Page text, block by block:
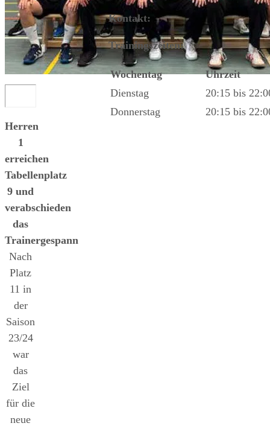
Herren
1
erreichen
Tabellenplatz
9 und
verabschieden
das
Trainergespann
Nach
Platz
11 in
der
Saison
23/24
war
das
Ziel
für die
neue
Kontakt:
Trainingszeiten:
Wochentag
Uhrzeit
Dienstag
20:15 bis
Donnerstag
20:15 bis